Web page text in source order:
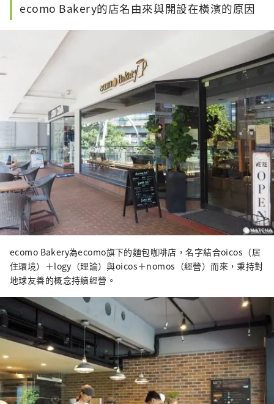
ecomo Bakery的店名由來與開設在橫濱的原因
ecomo Bakery為ecomo旗下的麵包咖啡店，名字結合oicos（居
住環境）＋logy（理論）與oicos＋nomos（經營）而來，秉持對
地球友善的概念持續經營。